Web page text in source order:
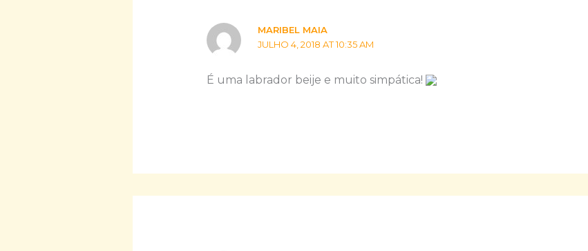
MARIBEL MAIA
JULHO 4, 2018 AT 10:35 AM
É uma labrador beije e muito simpática!